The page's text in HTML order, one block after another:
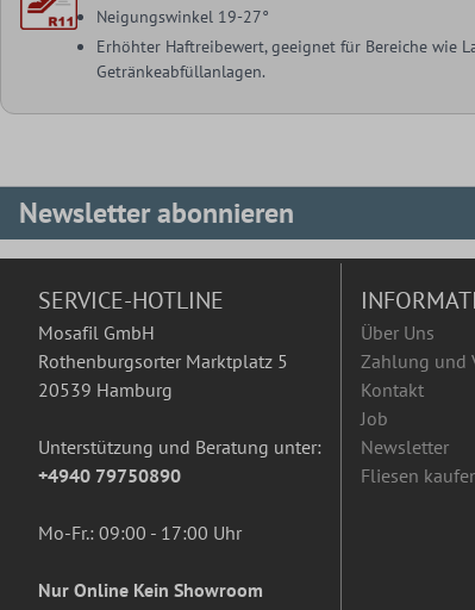
Neigungswinkel 19-27°
Erhöhter Haftreibewert, geeignet für Bereiche wie
Getränkeabfüllanlagen.
Newsletter abonnieren
SERVICE-HOTLINE
Mosafil GmbH
Rothenburgsorter Marktplatz 5
20539 Hamburg
Unterstützung und Beratung unter:
+4940 79750890
Mo-Fr.: 09:00 - 17:00 Uhr
Nur Online Kein Showroom
Über Uns
Zahlung und
Kontakt
Job
Newsletter
Fliesen